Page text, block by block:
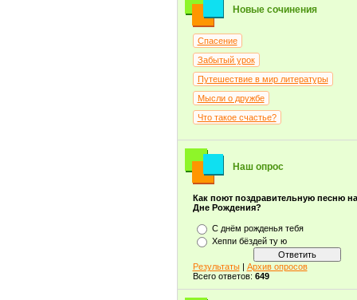
Новые сочинения
Спасение
Забытый урок
Путешествие в мир литературы
Мысли о дружбе
Что такое счастье?
Наш опрос
Как поют поздравительную песню
Дне Рождения?
С днём рожденья тебя
Хеппи бёздей ту ю
Результаты| Архив опросов
Всего ответов: 649